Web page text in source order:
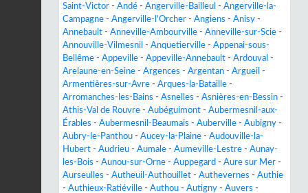
Saint-Victor - Andé - Angerville-Bailleul - Angerville-la-
Campagne - Angerville-l'Orcher - Angiens - Anisy -
Annebault - Anneville-Ambourville - Anneville-sur-Scie -
Annouville-Vilmesnil - Anquetierville - Appenai-sous-
Bellême - Appeville - Appeville-Annebault - Ardouval -
Arelaune-en-Seine - Argences - Argentan - Argueil -
Armentières-sur-Avre - Arques-la-Bataille -
Arromanches-les-Bains - Asnelles - Asnières-en-Bessin -
Athis-Val de Rouvre - Aubéguimont - Aubermesnil-aux-
Érables - Aubermesnil-Beaumais - Auberville - Aubigny -
Aubry-le-Panthou - Aucey-la-Plaine - Audouville-la-
Hubert - Audrieu - Aumale - Aumeville-Lestre - Aunay-
les-Bois - Aunou-sur-Orne - Auppegard - Aure sur Mer -
Aurseulles - Autheuil-Authouillet - Authevernes - Authie
- Authieux-Ratiéville - Authou - Autigny - Auvers -